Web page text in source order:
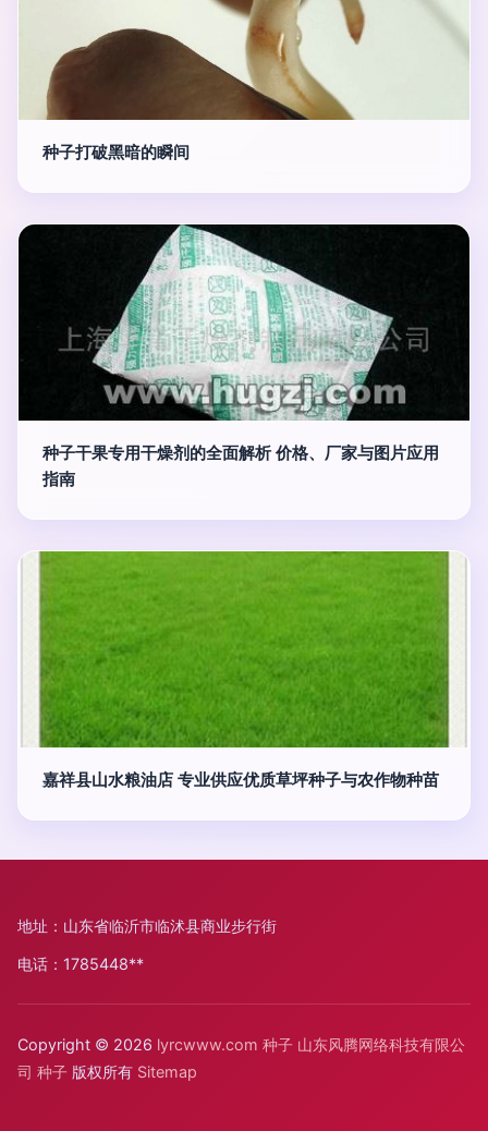
种子打破黑暗的瞬间
种子干果专用干燥剂的全面解析 价格、厂家与图片应用
指南
嘉祥县山水粮油店 专业供应优质草坪种子与农作物种苗
地址：山东省临沂市临沭县商业步行街
电话：1785448**
Copyright © 2026 lyrcwww.com 种子 山东风腾网络科技有限公
司 种子 版权所有 Sitemap